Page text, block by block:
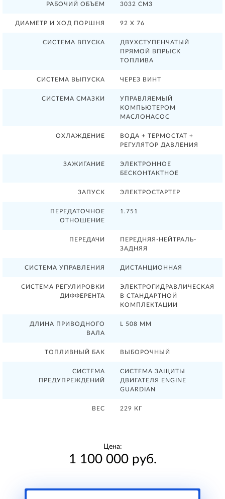
РАБОЧИЙ ОБЪЕМ 3032 СМ3
ДИАМЕТР И ХОД ПОРШНЯ 92 X 76
СИСТЕМА ВПУСКА
ДВУХСТУПЕНЧАТЫЙ
ПРЯМОЙ ВПРЫСК
ТОПЛИВА
СИСТЕМА ВЫПУСКА ЧЕРЕЗ ВИНТ
СИСТЕМА СМАЗКИ
УПРАВЛЯЕМЫЙ
КОМПЬЮТЕРОМ
МАСЛОНАСОС
ОХЛАЖДЕНИЕ
ВОДА + ТЕРМОСТАТ +
РЕГУЛЯТОР ДАВЛЕНИЯ
ЗАЖИГАНИЕ
ЭЛЕКТРОННОЕ
БЕСКОНТАКТНОЕ
ЗАПУСК ЭЛЕКТРОСТАРТЕР
ПЕРЕДАТОЧНОЕ
ОТНОШЕНИЕ
1.751
ПЕРЕДАЧИ
ПЕРЕДНЯЯ-НЕЙТРАЛЬ-
ЗАДНЯЯ
СИСТЕМА УПРАВЛЕНИЯ ДИСТАНЦИОННАЯ
СИСТЕМА РЕГУЛИРОВКИ
ДИФФЕРЕНТА
ЭЛЕКТРОГИДРАВЛИЧЕСКАЯ
В СТАНДАРТНОЙ
КОМПЛЕКТАЦИИ
ДЛИНА ПРИВОДНОГО
ВАЛА
L 508 ММ
ТОПЛИВНЫЙ БАК ВЫБОРОЧНЫЙ
СИСТЕМА
ПРЕДУПРЕЖДЕНИЙ
CИСТЕМА ЗАЩИТЫ
ДВИГАТЕЛЯ ENGINE
GUARDIAN
ВЕС 229 КГ
Цена:
1 100 000 руб.